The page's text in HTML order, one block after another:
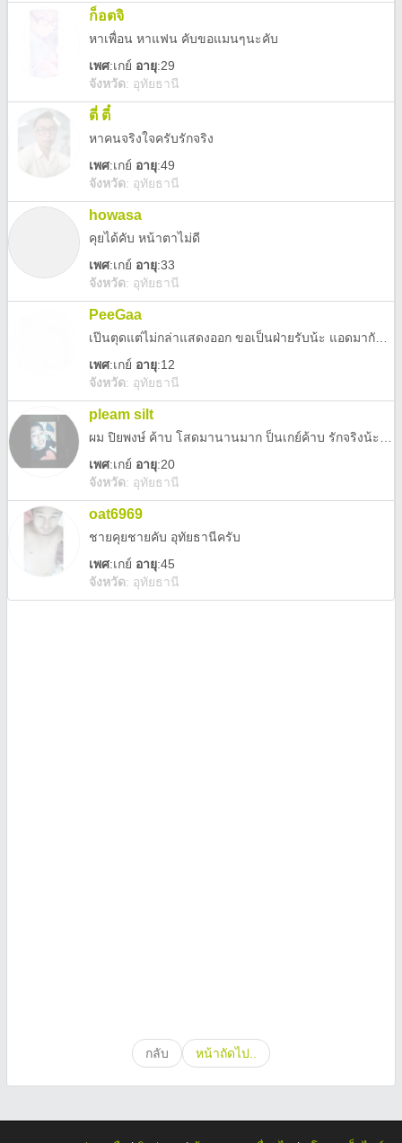
ก็อตจิ
หาเพื่อน หาแฟน คับขอแมนๆนะคับ
เพศ:เกย์ อายุ:29
จังหวัด: อุทัยธานี
ตี่ ตี๋
หาคนจริงใจครับรักจริง
เพศ:เกย์ อายุ:49
จังหวัด: อุทัยธานี
howasa
คุยได้คับ หน้าตาไม่ดี
เพศ:เกย์ อายุ:33
จังหวัด: อุทัยธานี
PeeGaa
เพศ:เกย์ อายุ:12
จังหวัด: อุทัยธานี
pleam silt
เพศ:เกย์ อายุ:20
จังหวัด: อุทัยธานี
oat6969
ชายคุยชายคับ อุทัยธานีครับ
เพศ:เกย์ อายุ:45
จังหวัด: อุทัยธานี
กลับ หน้าถัดไป..